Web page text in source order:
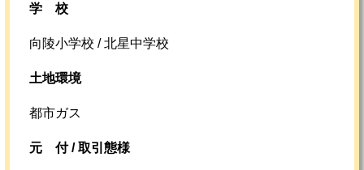
学校
向陵小学校 / 北星中学校
土地環境
都市ガス
元 付 /取引態様